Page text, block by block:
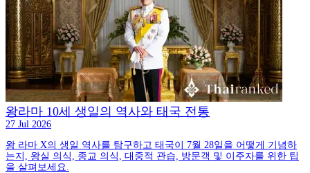
왕라마 10세 생일의 역사와 태국 전통
27 Jul 2026
왕 라마 X의 생일 역사를 탐구하고 태국이 7월 28일을 어떻게 기념하
는지, 왕실 의식, 종교 의식, 대중적 관습, 방문객 및 이주자를 위한 팁
을 살펴보세요.